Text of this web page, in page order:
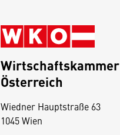
Wirtschaftskammer
Österreich
Wiedner Hauptstraße 63
1045 Wien